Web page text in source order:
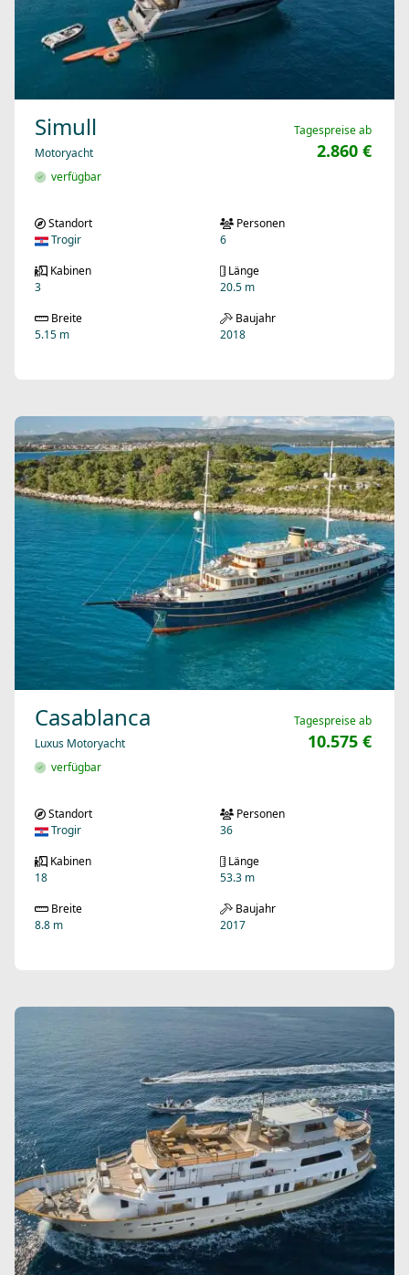
Simull
Motoryacht
verfügbar
Tagespreise ab
2.860 €
Standort
Trogir
Personen
6
Kabinen
3
Länge
20.5 m
Breite
5.15 m
Baujahr
2018
Casablanca
Luxus Motoryacht
verfügbar
Tagespreise ab
10.575 €
Standort
Trogir
Personen
36
Kabinen
18
Länge
53.3 m
Breite
8.8 m
Baujahr
2017